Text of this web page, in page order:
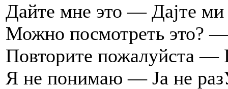
Дайте мне это — Даjте
Можно посмотреть это?
Повторите пожалуйста —
Я не понимаю — Jа не